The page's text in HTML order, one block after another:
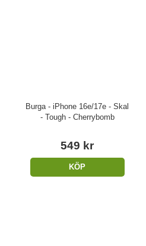
Burga - iPhone 16e/17e - Skal
- Tough - Cherrybomb
549 kr
KÖP